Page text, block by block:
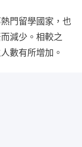
門留學國家，也
減少。相較之
數有所增加。